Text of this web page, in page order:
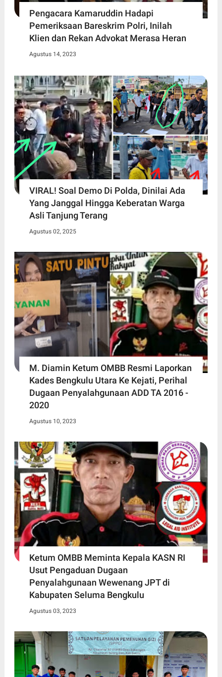
Pengacara Kamaruddin Hadapi
Pemeriksaan Bareskrim Polri, Inilah
Klien dan Rekan Advokat Merasa Heran
Agustus 14, 2023
VIRAL! Soal Demo Di Polda, Dinilai Ada
Yang Janggal Hingga Keberatan Warga
Asli Tanjung Terang
Agustus 02, 2025
M. Diamin Ketum OMBB Resmi Laporkan
Kades Bengkulu Utara Ke Kejati, Perihal
Dugaan Penyalahgunaan ADD TA 2016 -
2020
Agustus 10, 2023
Ketum OMBB Meminta Kepala KASN RI
Usut Pengaduan Dugaan
Penyalahgunaan Wewenang JPT di
Kabupaten Seluma Bengkulu
Agustus 03, 2023